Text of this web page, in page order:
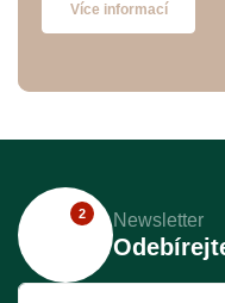
Více informací
2 Newsletter